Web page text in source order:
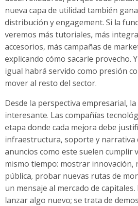
nueva capa de utilidad también
distribución y engagement. Si la
veremos más tutoriales, más
accesorios, más campañas de
explicando cómo sacarle provecho.
igual habrá servido como presión
mover al resto del sector.
Desde la perspectiva empresarial,
interesante. Las compañías
etapa donde cada mejora debe
infraestructura, soporte y narrativa
anuncios como este suelen cumplir
mismo tiempo: mostrar innovación,
pública, probar nuevas rutas de
un mensaje al mercado de
lanzar algo nuevo; se trata de